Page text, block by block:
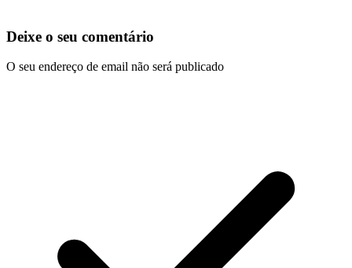
Deixe o seu comentário
O seu endereço de email não será publicado